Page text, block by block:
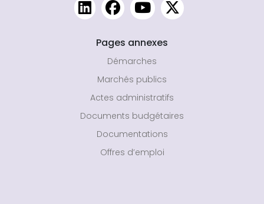
Pages annexes
Démarches
Marchés publics
Actes administratifs
Documents budgétaires
Documentations
Offres d’emploi